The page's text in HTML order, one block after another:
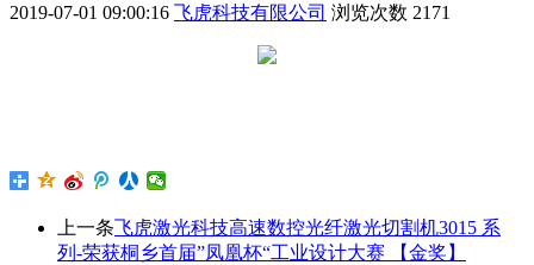
2019-07-01 09:00:16 飞虎科技有限公司 浏览次数 2171
上一条飞虎激光科技高速数控光纤激光切割机3015 系
列-荣获桐乡首届”凤凰杯“工业设计大赛 【金奖】